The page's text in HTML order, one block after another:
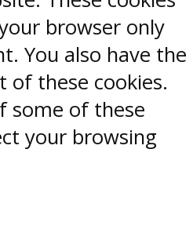
browser only
You also have the
these cookies.
some of these
your browsing